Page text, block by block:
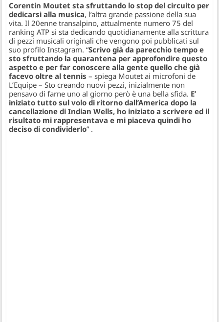
Corentin Moutet sta sfruttando lo stop del circuito per
dedicarsi alla musica, l’altra grande passione della sua
vita. Il 20enne transalpino, attualmente numero 75 del
ranking ATP si sta dedicando quotidianamente alla scrittura
di pezzi musicali originali che vengono poi pubblicati sul
suo profilo Instagram.“Scrivo già da parecchio tempo e
sto sfruttando la quarantena per approfondire questo
aspetto e per far conoscere alla gente quello che già
facevo oltre al tennis –spiega Moutet ai microfoni de
L’Equipe – Sto creando nuovi pezzi, inizialmente non
pensavo di farne uno al giorno però è una bella sfida. E’
iniziato tutto sul volo di ritorno dall’America dopo la
cancellazione di Indian Wells, ho iniziato a scrivere ed il
risultato mi rappresentava e mi piaceva quindi ho
deciso di condividerlo” .